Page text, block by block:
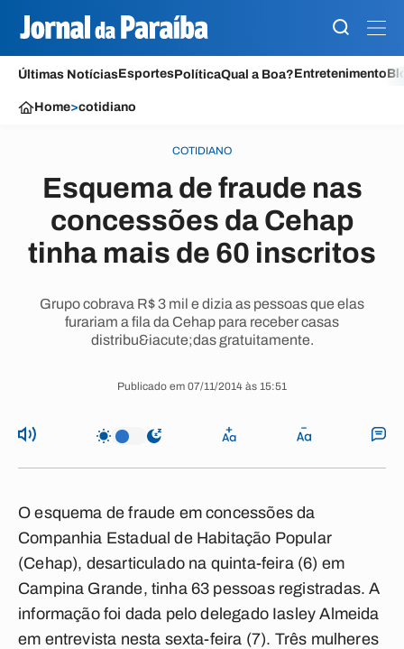
Últimas NotíciasEsportesPolíticaQual a Boa?Entretenimento
Home>cotidiano
COTIDIANO
Esquema de fraude nas
concessões da Cehap
tinha mais de 60 inscritos
Grupo cobrava R$ 3 mil e dizia as pessoas que elas
furariam a fila da Cehap para receber casas
distribu&iacute;das gratuitamente.
Publicado em 07/11/2014 às 15:51
O esquema de fraude em concessões da
Companhia Estadual de Habitação Popular
(Cehap), desarticulado na quinta-feira (6) em
Campina Grande, tinha 63 pessoas registradas. A
informação foi dada pelo delegado Iasley Almeida
em entrevista nesta sexta-feira (7). Três mulheres